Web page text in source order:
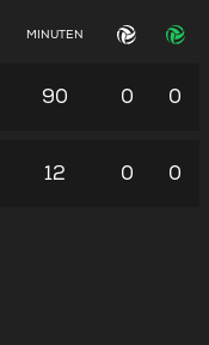
MINUTEN
90 0 0
12 0 0